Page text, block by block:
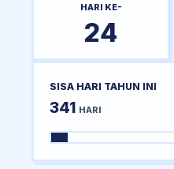
HARI KE-
24
SISA HARI TAHUN INI
341 HARI